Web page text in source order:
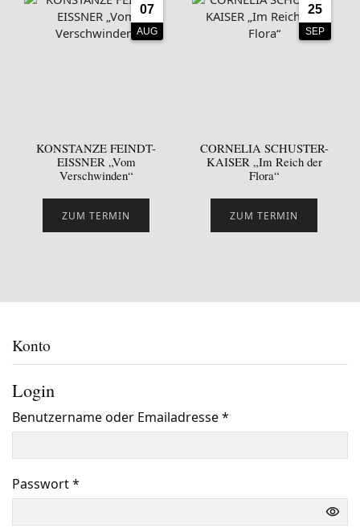
07
AUG
KONSTANZE FEINDT-
EISSNER „Vom
Verschwinden“
ZUM TERMIN
25
SEP
CORNELIA SCHUSTER-
KAISER „Im Reich der
Flora“
ZUM TERMIN
Konto
Login
Benutzername oder Emailadresse*
Passwort*